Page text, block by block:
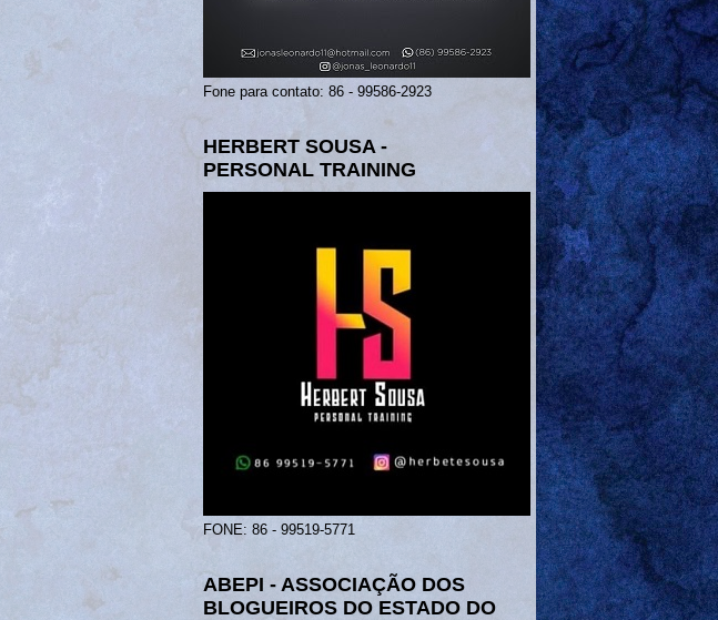
Fone para contato: 86 - 99586-2923
HERBERT SOUSA -
PERSONAL TRAINING
FONE: 86 - 99519-5771
ABEPI - ASSOCIAÇÃO DOS
BLOGUEIROS DO ESTADO DO